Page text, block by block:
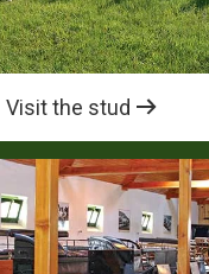
Visit the stud